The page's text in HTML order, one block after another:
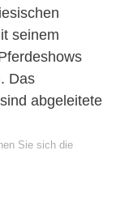
seinem
Das
abgeleitete
Sie sich die